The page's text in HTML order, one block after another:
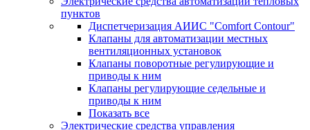
пунктов
Диспетчеризация АИИС "Comfort Contour"
Клапаны для автоматизации местных
вентиляционных установок
Клапаны поворотные регулирующие и
приводы к ним
Клапаны регулирующие седельные и
приводы к ним
Показать все
Электрические средства управления